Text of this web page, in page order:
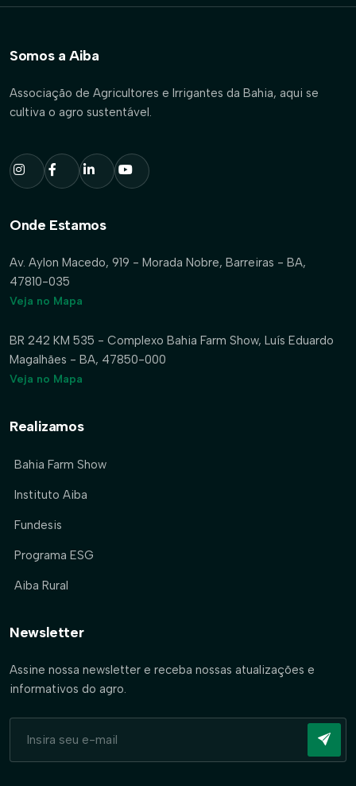
Somos a Aiba
Associação de Agricultores e Irrigantes da Bahia, aqui se
cultiva o agro sustentável.
Onde Estamos
Av. Aylon Macedo, 919 - Morada Nobre, Barreiras - BA,
47810-035
Veja no Mapa
BR 242 KM 535 - Complexo Bahia Farm Show, Luís Eduardo
Magalhães - BA, 47850-000
Veja no Mapa
Realizamos
Bahia Farm Show
Instituto Aiba
Fundesis
Programa ESG
Aiba Rural
Newsletter
Assine nossa newsletter e receba nossas atualizações e
informativos do agro.